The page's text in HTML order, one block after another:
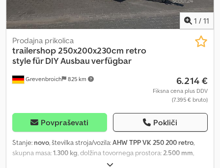
acceptance at the following times: Mon. - Fri. 08:00 to 12:30 &
14:00 to 18:00 Or order anytime through our online shop at
trailershop Copyright – Trademark protection 03/26 av 603
1 / 11
Grevenbroich 825 km
Prodajna prikolica
trailershop250x200x230cm retro
style für DIY Ausbau verfügbar
6.214 €
Fiksna cena plus DDV
(7.395 € bruto)
Povpraševati Pokliči
Stanje: novo, številka stroja/vozila:AHW TPP VK 250 200 retro,
skupna masa:1.300 kg , dolžina tovornega prostora: 2.500 mm
2.000 mm